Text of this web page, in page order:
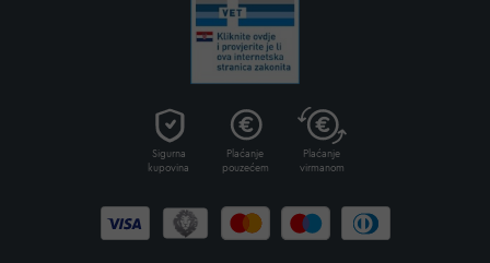
Sigurna
kupovina
Plaćanje
pouzećem
Plaćanje
virmanom